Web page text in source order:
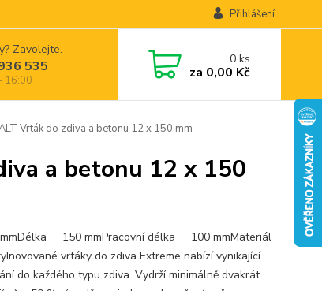
Přihlášení
Zavolejte.
535
16:00
0ks
za 0,00 Kč
Vrták do zdiva a betonu 12 x 150 mm
a betonu 12 x 150
150 mmPracovní délka 100 mmMateriál
vrtáky do zdiva Extreme nabízí vynikající
do každého typu zdiva. Vydrží minimálně dvakrát